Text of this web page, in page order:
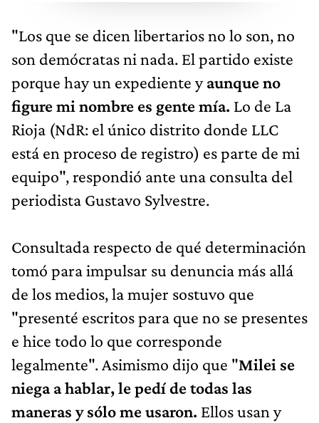
son demócratas ni nada. El partido existe
porque hay un expediente yaunque no
figure mi nombre es gente mía.Lo de La
Rioja (NdR: el único distrito donde LLC
está en proceso de registro) es parte de mi
equipo", respondió ante una consulta del
periodista Gustavo Sylvestre.
tomó para impulsar su denuncia más allá
de los medios, la mujer sostuvo que
"presenté escritos para que no se presentes
e hice todo lo que corresponde
legalmente". Asimismo dijo que "
niega a hablar, le pedí de todas las
maneras y sólo me usaron.Ellos usan y
descartan, pero nosotros tenemos 13